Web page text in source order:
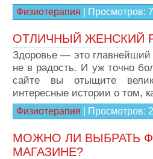
Физиотерапия Просмотров:
ОТЛИЧНЫЙ ЖЕНСКИЙ
Здоровье — это главнейший
не в радость. И уж точно
сайте вы отыщите
интересные истории о том,
Физиотерапия Просмотров:
МОЖНО ЛИ ВЫБРАТЬ
МАГАЗИНЕ?